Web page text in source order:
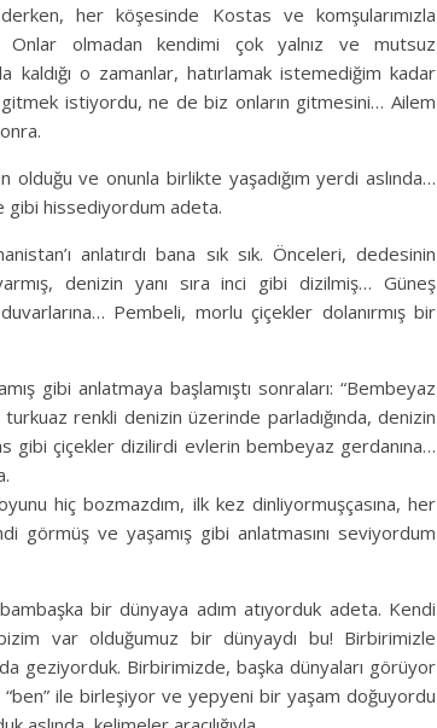
her köşesinde Kostas ve komşularımızla
Onlar olmadan kendimi çok yalnız ve mutsuz
kaldığı o zamanlar, hatırlamak istemediğim kadar
istiyordu, ne de biz onların gitmesini… Ailem
ve onunla birlikte yaşadığım yerdi aslında…
gibi hissediyordum adeta.
anlatırdı bana sık sık. Önceleri, dedesinin
denizin yanı sıra inci gibi dizilmiş… Güneş
Pembeli, morlu çiçekler dolanırmış bir
gibi anlatmaya başlamıştı sonraları: “Bembeyaz
renkli denizin üzerinde parladığında, denizin
gibi çiçekler dizilirdi evlerin bembeyaz gerdanına…
hiç bozmazdım, ilk kez dinliyormuşçasına, her
görmüş ve yaşamış gibi anlatmasını seviyordum
bir dünyaya adım atıyorduk adeta. Kendi
var olduğumuz bir dünyaydı bu! Birbirimizle
geziyorduk. Birbirimizde, başka dünyaları görüyor
ile birleşiyor ve yepyeni bir yaşam doğuyordu